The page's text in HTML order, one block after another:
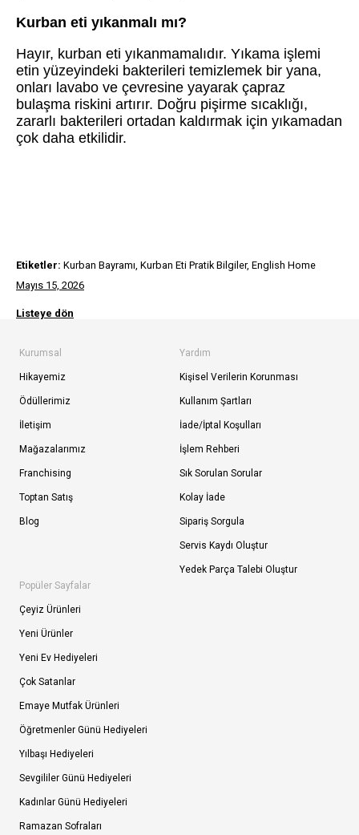
Kurban eti yıkanmalı mı?
Hayır, kurban eti yıkanmamalıdır. Yıkama işlemi
etin yüzeyindeki bakterileri temizlemek bir yana,
onları lavabo ve çevresine yayarak çapraz
bulaşma riskini artırır. Doğru pişirme sıcaklığı,
zararlı bakterileri ortadan kaldırmak için yıkamadan
çok daha etkilidir.
Etiketler: Kurban Bayramı, Kurban Eti Pratik Bilgiler, English Home
Mayıs 15, 2026
Listeye dön
Kurumsal
Hikayemiz
Ödüllerimiz
İletişim
Mağazalarımız
Franchising
Toptan Satış
Blog
Yardım
Kişisel Verilerin Korunması
Kullanım Şartları
İade/İptal Koşulları
İşlem Rehberi
Sık Sorulan Sorular
Kolay İade
Sipariş Sorgula
Servis Kaydı Oluştur
Yedek Parça Talebi Oluştur
Popüler Sayfalar
Çeyiz Ürünleri
Yeni Ürünler
Yeni Ev Hediyeleri
Çok Satanlar
Emaye Mutfak Ürünleri
Öğretmenler Günü Hediyeleri
Yılbaşı Hediyeleri
Sevgililer Günü Hediyeleri
Kadınlar Günü Hediyeleri
Ramazan Sofraları